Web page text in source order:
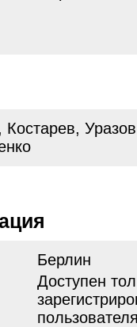
Берлин
Доступен